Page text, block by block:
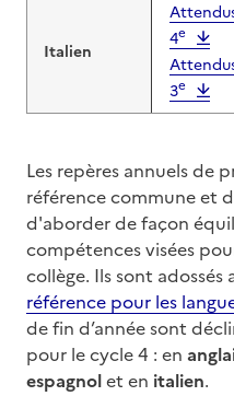
Italien
4e
3e
Les repères annuels de
référence commune et
d'aborder de façon
compétences visées
collège. Ils sont adossés
référence pour les
de fin d’année sont
pour le cycle 4 : en
espagnolet en italien.